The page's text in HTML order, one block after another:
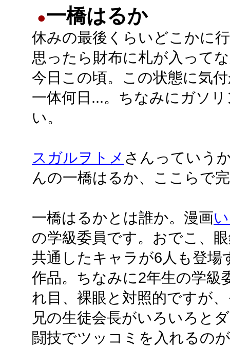
●一橋はるか
休みの最後くらいどこかに
思ったら財布に札が入って
今日この頃。この状態に気
一体何日...。ちなみにガソ
い。
スガルヲトメ さんっていう
んの一橋はるか、ここらで
一橋はるかとは誰か。漫画
の学級委員です。おでこ、
共通したキャラが6人も登
作品。ちなみに2年生の学級
れ目、裸眼と対照的ですが
兄の生徒会長がいろいろと
闘技でツッコミを入れるの